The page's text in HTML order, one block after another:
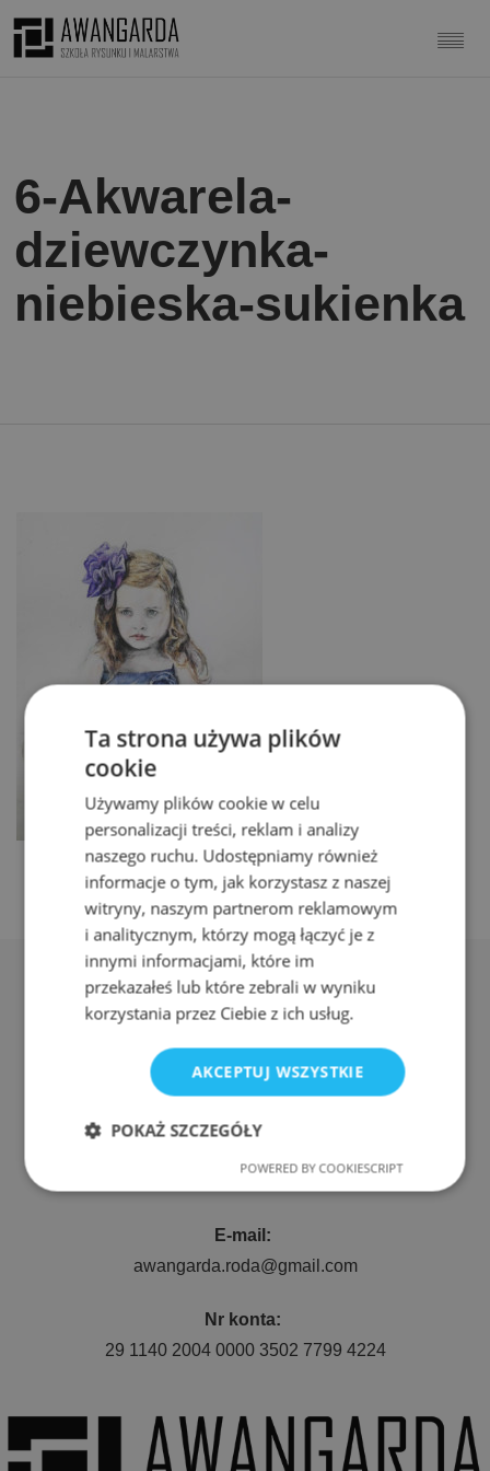
6-Akwarela-
dziewczynka-
niebieska-sukienka
Adres:
ul. Nyska 61a, Wrocław 50-505
E-mail:
awangarda.roda@gmail.com
Nr konta:
29 1140 2004 0000 3502 7799 4224
Ta strona używa plików
cookie
Używamy plików cookie w celu
personalizacji treści, reklam i analizy
naszego ruchu. Udostępniamy również
informacje o tym, jak korzystasz z naszej
witryny, naszym partnerom reklamowym
i analitycznym, którzy mogą łączyć je z
innymi informacjami, które im
przekazałeś lub które zebrali w wyniku
korzystania przez Ciebie z ich usług.
AKCEPTUJ WSZYSTKIE
POKAŻ SZCZEGÓŁY
Wydajność
Targetowanie Funkcjonalność
Niezbędne Wydajność
Targetowanie
Funkcjonalność
POWERED BY COOKIESCRIPT